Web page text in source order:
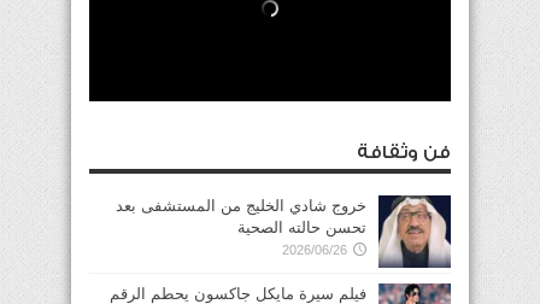
فن وثقافة
خروج شادي الخليج من المستشفى بعد
تحسن حالته الصحية
2026/06/26
فيلم سيرة مايكل جاكسون يحطم الرقم